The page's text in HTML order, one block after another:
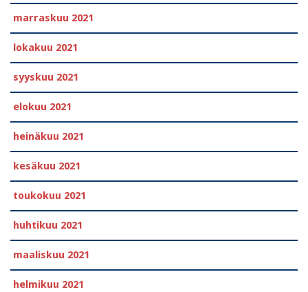
marraskuu 2021
lokakuu 2021
syyskuu 2021
elokuu 2021
heinäkuu 2021
kesäkuu 2021
toukokuu 2021
huhtikuu 2021
maaliskuu 2021
helmikuu 2021